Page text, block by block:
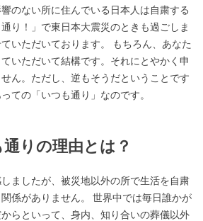
のない所に住んでいる日本人は自粛する
り！」で東日本大震災のときも過ごしま
いただいております。 もちろん、あなた
いただいて結構です。それにとやかく申
ん。ただし、逆もそうだということです
ての「いつも通り」なのです。
りの理由とは？
ましたが、被災地以外の所で生活を自粛
係がありません。 世界中では毎日誰かが
らといって、身内、知り合いの葬儀以外